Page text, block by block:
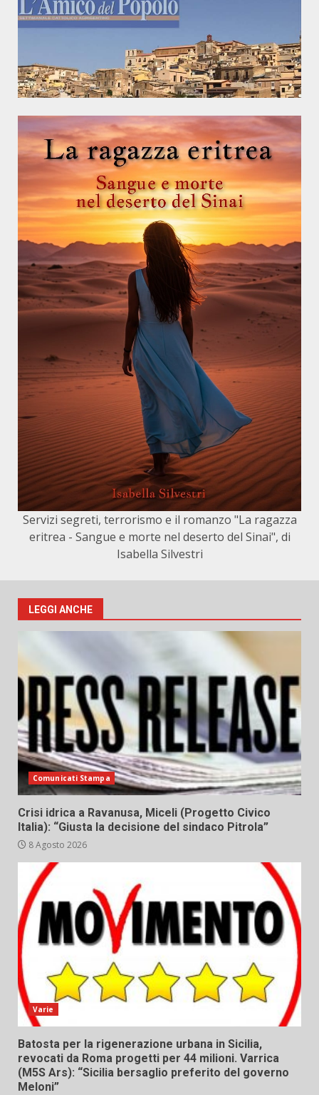
Servizi segreti, terrorismo e il romanzo "La ragazza
eritrea - Sangue e morte nel deserto del Sinai", di
Isabella Silvestri
LEGGI ANCHE
Comunicati Stampa
Crisi idrica a Ravanusa, Miceli (Progetto Civico
Italia): “Giusta la decisione del sindaco Pitrola”
8 Agosto 2026
Varie
Batosta per la rigenerazione urbana in Sicilia,
revocati da Roma progetti per 44 milioni. Varrica
(M5S Ars): “Sicilia bersaglio preferito del governo
Meloni”